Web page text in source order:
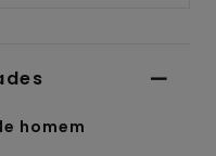
homem